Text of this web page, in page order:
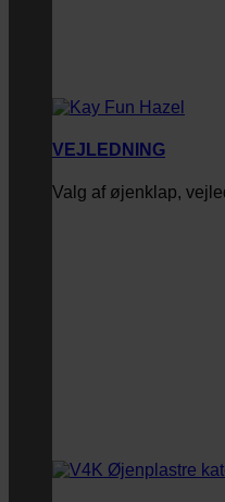
VEJLEDNING
Valg af øjenklap,